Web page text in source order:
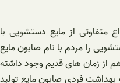
متفاوتی از مایع دستشویی با
را مردم با نام صابون مایع
زمان های قدیم وجود داشته
فردی صابون مایع تولید